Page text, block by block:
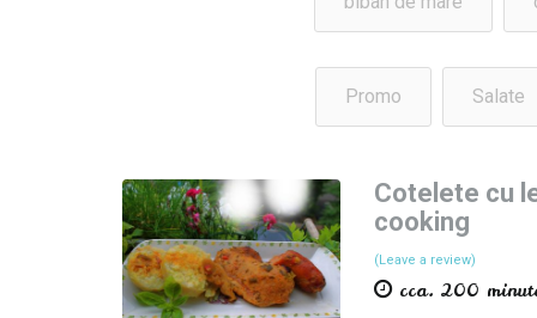
Promo Salate
Cotelete cu
cooking
(Leave a review)
cca. 200